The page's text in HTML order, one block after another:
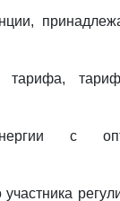
тарифа,
с